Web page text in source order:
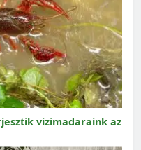
vizimadaraink az